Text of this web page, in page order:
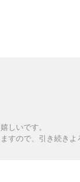
しいです。
ので、引き続きよ